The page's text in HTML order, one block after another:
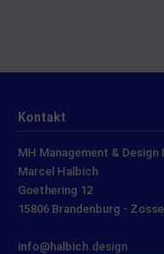
Kontakt
MH Management & Design
Marcel Halbich
Goethering 12
15806 Brandenburg -
info@halbich.design